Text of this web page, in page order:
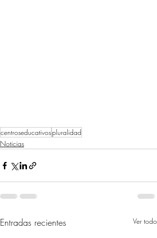
centroseducativospluralidad
Noticias
Entradas recientes Ver todo